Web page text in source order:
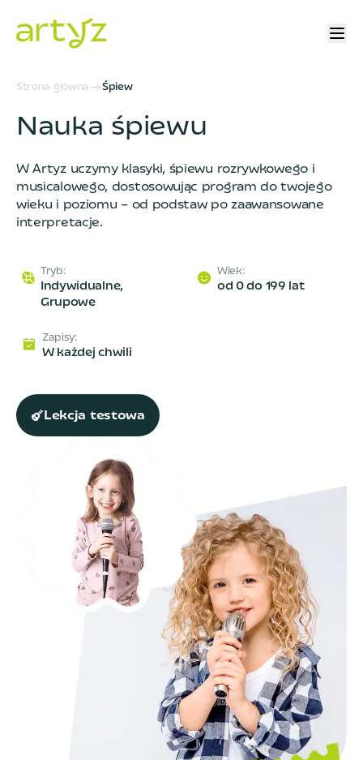
Strona główna Śpiew
Nauka śpiewu
W Artyz uczymy klasyki, śpiewu rozrywkowego i
musicalowego, dostosowując program do twojego
wieku i poziomu – od podstaw po zaawansowane
interpretacje.
Tryb:
Indywidualne,
Grupowe
Wiek:
od 0 do 199 lat
Zapisy:
W każdej chwili
Lekcja testowa